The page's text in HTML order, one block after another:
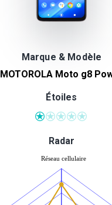
Marque & Modèle
MOTOROLA Moto g8
Étoiles
Radar